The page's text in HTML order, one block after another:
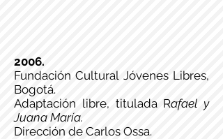
2006.
Fundación Cultural Jóvenes Libres,
Bogotá.
Adaptación libre, titulada Rafael y
Juana María.
Dirección de Carlos Ossa.